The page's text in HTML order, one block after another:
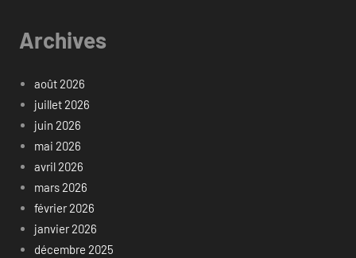
Archives
août 2026
juillet 2026
juin 2026
mai 2026
avril 2026
mars 2026
février 2026
janvier 2026
décembre 2025